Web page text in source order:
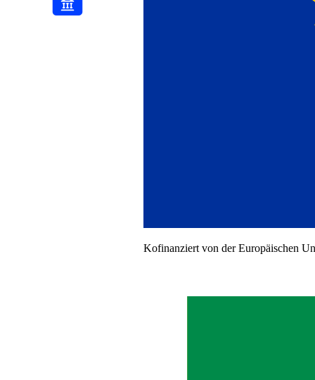
Den Edelsplitt Grau liefern wir Ihnen im 500 kg BigBag. Die
Kofinanziert von der Europäischen